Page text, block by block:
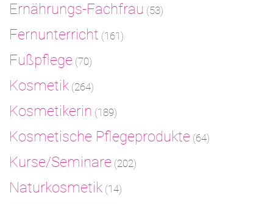
Ernährungs-Fachfrau (53)
Fernunterricht (161)
Fußpflege (70)
Kosmetik (264)
Kosmetikerin (189)
Kosmetische Pflegeprodukte (64)
Kurse/Seminare (202)
Naturkosmetik (14)